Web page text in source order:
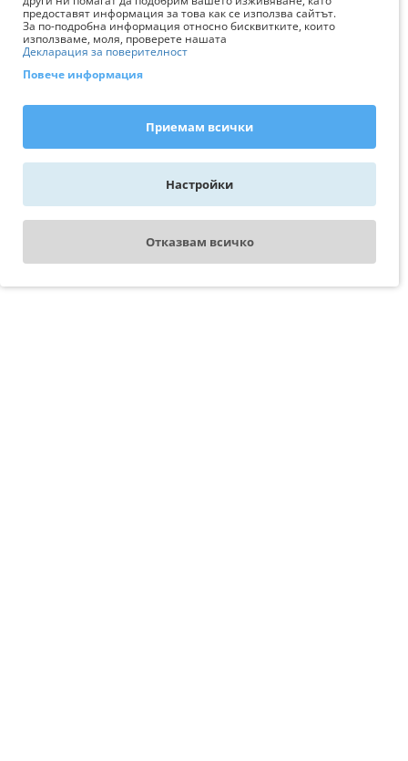
WhatsApp - пиши ни
предоставят информация за това как се използва сайтът.
За по-подробна информация относно бисквитките, които
използваме, моля, проверете нашата
Декларация за поверителност
Повече информация
Приемам всички
Настройки
Отказвам всичко